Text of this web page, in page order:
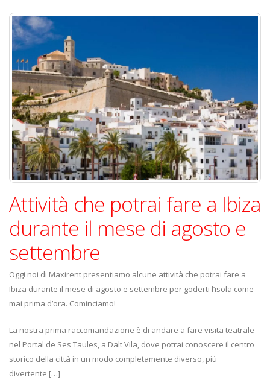
Attività che potrai fare a Ibiza
durante il mese di agosto e
settembre
Oggi noi di Maxirent presentiamo alcune attività che potrai fare a
Ibiza durante il mese di agosto e settembre per goderti l’isola come
mai prima d’ora. Cominciamo!
La nostra prima raccomandazione è di andare a fare visita teatrale
nel Portal de Ses Taules, a Dalt Vila, dove potrai conoscere il centro
storico della città in un modo completamente diverso, più
divertente […]